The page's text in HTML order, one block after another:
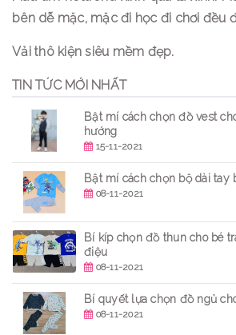
bên dễ mặc, mặc đi học đi chơi đều
Vải thô kiện siêu mềm đẹp.
TIN TỨC MỚI NHẤT
Bật mí cách chọn đồ vest
hướng
15-11-2021
Bật mí cách chọn bộ dài tay
08-11-2021
Bí kíp chọn đồ thun cho bé
điệu
08-11-2021
Bí quyết lựa chọn đồ ngủ
08-11-2021